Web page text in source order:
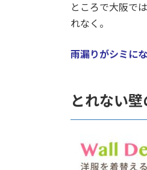
ところで大阪で
れなく。
雨漏りがシミに
とれない